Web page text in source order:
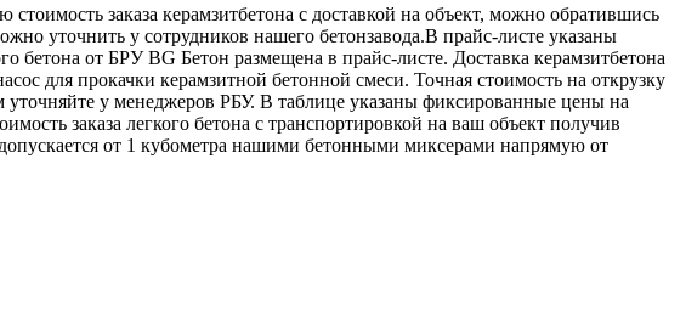
заказа керамзитбетона с доставкой на объект, можно обратившись
уточнить у сотрудников нашего бетонзавода.В прайс-листе указаны
бетона от БРУ BG Бетон размещена в прайс-листе. Доставка керамзитбетона
для прокачки керамзитной бетонной смеси. Точная стоимость на открузку
уточняйте у менеджеров РБУ. В таблице указаны фиксированные цены на
заказа легкого бетона с транспортировкой на ваш объект получив
от 1 кубометра нашими бетонными миксерами напрямую от